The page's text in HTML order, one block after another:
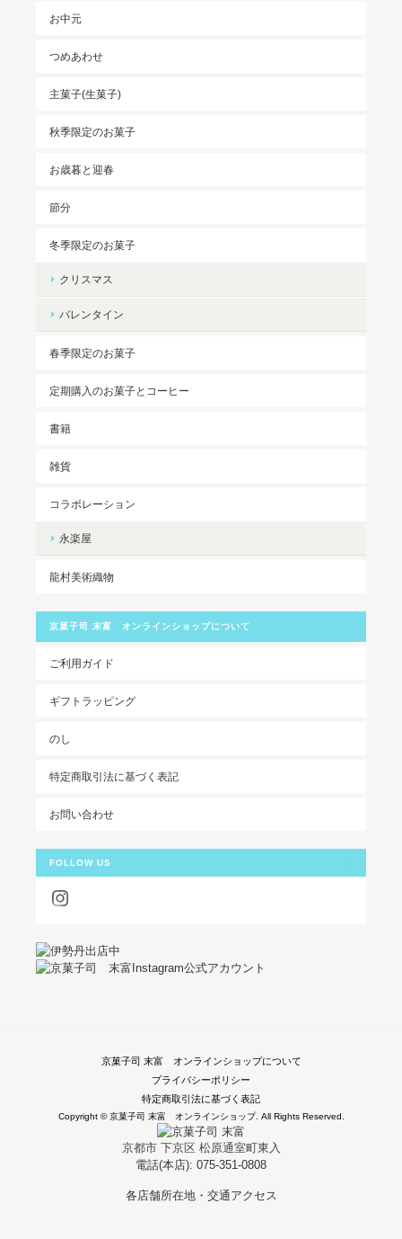
お中元
つめあわせ
主菓子(生菓子)
秋季限定のお菓子
お歳暮と迎春
節分
冬季限定のお菓子
クリスマス
バレンタイン
春季限定のお菓子
定期購入のお菓子とコーヒー
書籍
雑貨
コラボレーション
永楽屋
龍村美術織物
京菓子司 末富 オンラインショップについて
ご利用ガイド
ギフトラッピング
のし
特定商取引法に基づく表記
お問い合わせ
FOLLOW US
京菓子司 末富 オンラインショップについて
プライバシーポリシー
特定商取引法に基づく表記
Copyright © 京菓子司 末富 オンラインショップ. All Rights Reserved.
京都市 下京区 松原通室町東入
電話(本店): 075-351-0808
各店舗所在地・交通アクセス